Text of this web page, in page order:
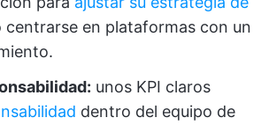
centrarse en plataformas con un
unos KPI claros
dentro del equipo de